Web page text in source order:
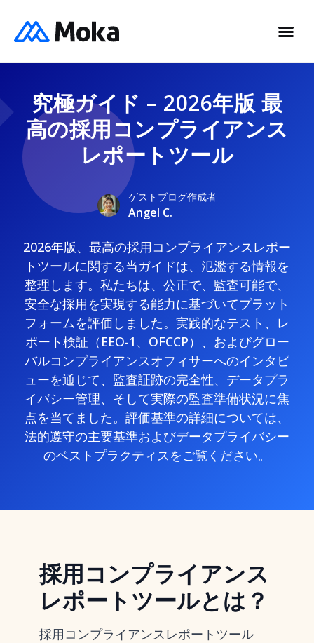
究極ガイド – 2026年版 最
高の採用コンプライアンス
レポートツール
ゲストブログ作成者
Angel C.
2026年版、最高の採用コンプライアンスレポー
トツールに関する当ガイドは、氾濫する情報を
整理します。私たちは、公正で、監査可能で、
安全な採用を実現する能力に基づいてプラット
フォームを評価しました。実践的なテスト、レ
ポート検証（EEO-1、OFCCP）、およびグロー
バルコンプライアンスオフィサーへのインタビ
ューを通じて、監査証跡の完全性、データプラ
イバシー管理、そして実際の監査準備状況に焦
点を当てました。評価基準の詳細については、
法的遵守の主要基準およびデータプライバシー
のベストプラクティスをご覧ください。
採用コンプライアンス
レポートツールとは？
採用コンプライアンスレポートツール